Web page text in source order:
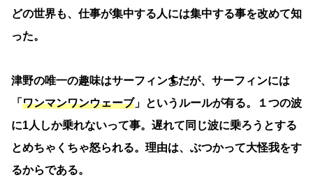
どの世界も、仕事が集中する人には集中する事を改めて知
った。
津野の唯一の趣味はサーフィン🏄だが、サーフィンには
「 ワンマンワンウェーブ 」というルールが有る。１つの波
に1人しか乗れないって事。遅れて同じ波に乗ろうとする
とめちゃくちゃ怒られる。理由は、ぶつかって大怪我をす
るからである。